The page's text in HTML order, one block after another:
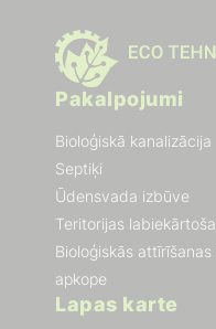
Pakalpojumi
Bioloģiskā kanalizācija
Septiķi
Ūdensvada izbūve
Teritorijas
Bioloģiskās attīrīšanas
apkope
Lapas karte